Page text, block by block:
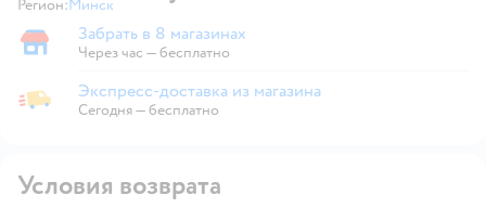
Регион: Выбор адреса доставки.
Минск
Забрать в магазине
Забрать в 8 магазинах
Через час — бесплатно
Экспресс-доставка из магазина
Экспресс-доставка из магазина
Сегодня—бесплатно
Условия возврата